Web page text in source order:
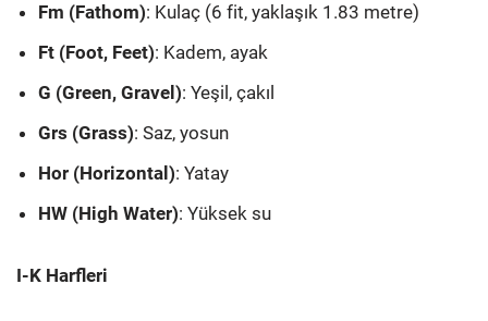
Fm (Fathom): Kulaç (6 fit, yaklaşık 1.83 metre)
Ft (Foot, Feet): Kadem, ayak
G (Green, Gravel): Yeşil, çakıl
Grs (Grass): Saz, yosun
Hor (Horizontal): Yatay
HW (High Water): Yüksek su
I-K Harfleri